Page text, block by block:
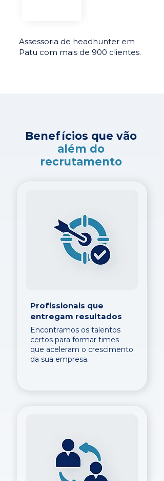
Assessoria de headhunter em
Patu com mais de 900 clientes.
Benefícios que vão
além do
recrutamento
Profissionais que
entregam resultados
Encontramos os talentos
certos para formar times
que aceleram o crescimento
da sua empresa.